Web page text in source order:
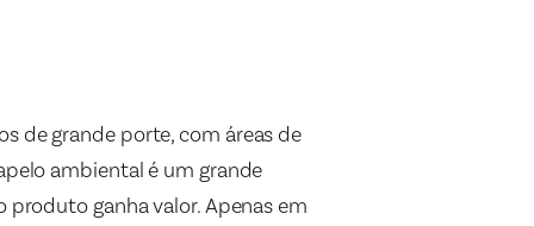
de grande porte, com áreas de
ambiental é um grande
produto ganha valor. Apenas em